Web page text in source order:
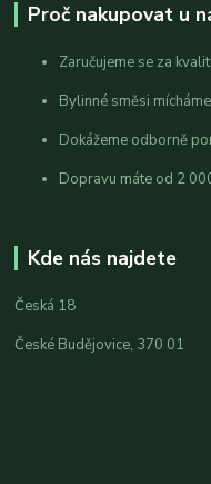
Proč nakupovat u
Zaručujeme se za
Bylinné směsi
Dokážeme odborně
Dopravu máte od 2
Kde nás najdete
Česká 18
České Budějovice, 370 01